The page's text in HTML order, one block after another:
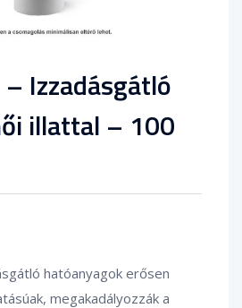
– Izzadásgátló
illattal – 100
hatóanyagok erősen
megakadályozzák a